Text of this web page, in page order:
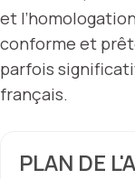
et
conforme et
parfois
français.
PLAN DE